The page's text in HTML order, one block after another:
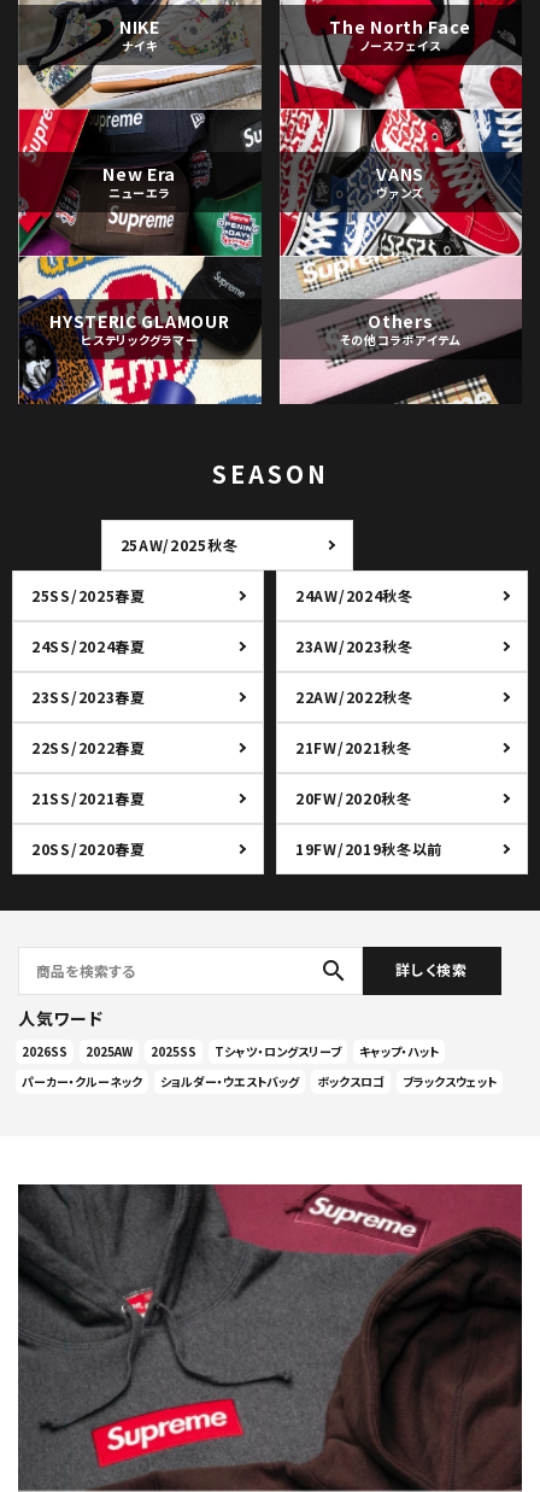
NIKE
ナイキ
The North Face
ノースフェイス
New Era
ニューエラ
VANS
ヴァンズ
HYSTERIC GLAMOUR
ヒステリックグラマー
Others
その他コラボアイテム
SEASON
25AW/2025秋冬
25SS/2025春夏 24AW/2024秋冬
24SS/2024春夏 23AW/2023秋冬
23SS/2023春夏 22AW/2022秋冬
22SS/2022春夏 21FW/2021秋冬
21SS/2021春夏 20FW/2020秋冬
20SS/2020春夏 19FW/2019秋冬以前
search 詳しく検索
人気ワード
2026SS 2025AW 2025SS Tシャツ・ロングスリーブ
キャップ・ハット
パーカー・クルーネック
ショルダー・ウエストバッグ ボックスロゴ ブラックスウェット